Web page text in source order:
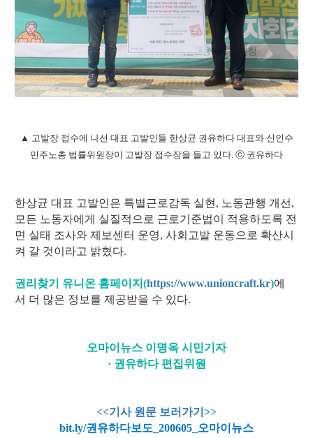
▲ 고발장 접수에 나선 대표 고발인들 한상균 권유하다 대표와 신인수
민주노총 법률위원장이 고발장 접수장을 들고 있다. ⓒ 권유하다
한상균 대표 고발인은 특별근로감독 실현, 노동관행 개선,
모든 노동자에게 실질적으로 근로기준법이 적용하도록 전
면 실태 조사와 제보센터 운영, 사회고발 운동으로 확산시
켜 갈 것이라고 밝혔다.
권리찾기 유니온 홈페이지(https://www.unioncraft.kr)에
서 더 많은 정보를 제공받을 수 있다.
오마이뉴스 이명옥 시민기자
· 권유하다 편집위원
<<기사 원문 보러가기>>
bit.ly/권 유하다보도_200605_오마이뉴스